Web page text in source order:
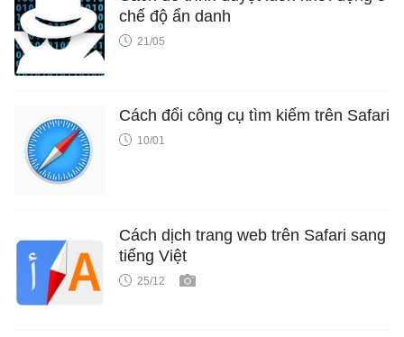
chế độ ẩn danh
21/05
Cách đổi công cụ tìm kiếm trên Safari
10/01
Cách dịch trang web trên Safari sang
tiếng Việt
25/12